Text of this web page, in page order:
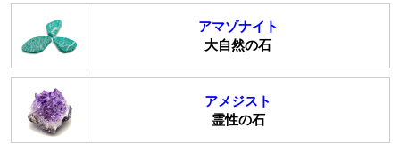
アマゾナイト
大自然の石
アメジスト
霊性の石